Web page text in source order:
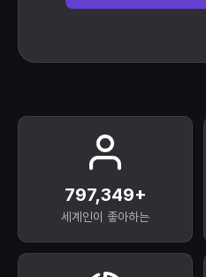
800,000+
세계인이 좋아하는